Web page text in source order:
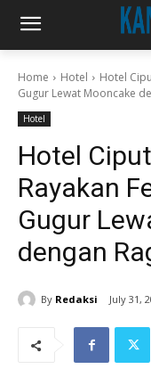
Home Hotel
Hotel
Gugur Lewat Mooncake
Hotel
Hotel
Rayakan
Gugur
dengan
By Redaksi July 31,